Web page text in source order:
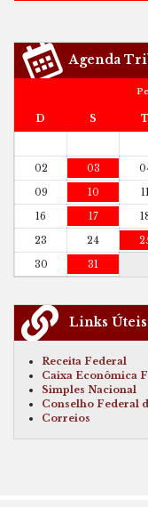
Agenda
D S T
02
03
09
10 11
16
17
23
24
30
31
Links Úteis
Receita Federal
Caixa Econômica
Simples Nacional
Conselho Federal
Correios